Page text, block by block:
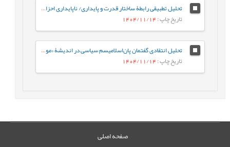
تحلیل تطبیقی رابطۀ ساختار قدرت و پایداری/ ناپایداری احزاب سیاسی در ساختارهای اقتدارگرا، دموکراتیک و شبه¬اقتدارگرا
تاریخ چاپ: 1404/11/14
تحلیل انتقادی گفتمان پان‌اسلامیسم سیاسی در اندیشۀ «مولانا محمد برکت‌الله بوپالی» (هندوستانی) در کتاب «خلافت» (چاپ 1924 میلادی)
تاریخ چاپ: 1404/11/14
صفحه اصلی